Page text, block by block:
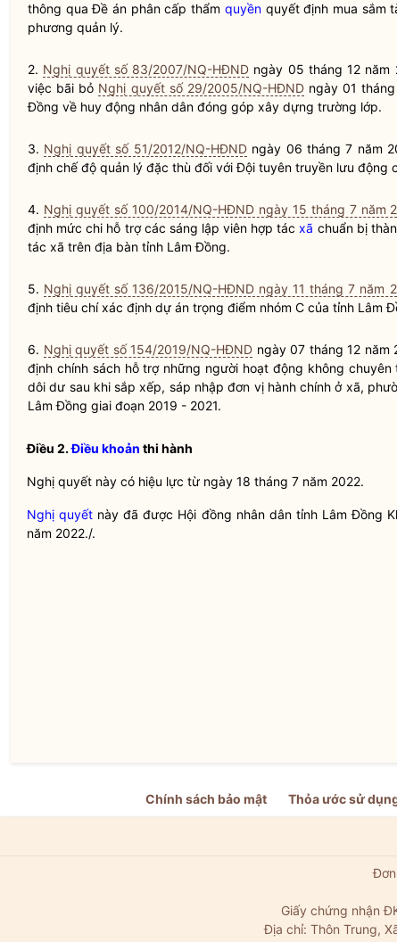
thông qua Đề án phân cấp thẩm quyềnquyết định mua sắm
phương quản lý.
2. Nghị quyết số 83/2007/NQ-HĐND ngày 05 tháng 12 năm
việc bãi bỏ Nghị quyết số 29/2005/NQ-HĐNDngày 01 tháng
Đồng về huy động nhân dân đóng góp xây dựng trường lớp.
3. Nghị quyết số 51/2012/NQ-HĐNDngày 06 tháng 7 năm
định chế độ quản lý đặc thù đối với Đội tuyên truyền lưu động
4. Nghị quyết số 100/2014/NQ-HĐND ngày 15 tháng 7 năm
định mức chi hỗ trợ các sáng lập viên hợp tácxã chuẩn bị
tác xã trên địa bàn tỉnh Lâm Đồng.
5. Nghị quyết số 136/2015/NQ-HĐND ngày 11 tháng 7 năm
định tiêu chí xác định dự án trọng điểm nhóm C của tỉnh Lâm
6. Nghị quyết số 154/2019/NQ-HĐND ngày 07 tháng 12 năm
định chính sách hỗ trợ những người hoạt động không
dôi dư sau khi sắp xếp, sáp nhập đơn vị hành chính ở xã,
Lâm Đồng giai đoạn 2019 - 2021.
Điều 2.Điều khoản thi hành
Nghị quyết này có hiệu lực từ ngày 18 tháng 7 năm 2022.
Nghị quyết này đã được Hội đồng nhân dântỉnh Lâm Đồng
năm 2022./.
Chính sách bảo mật Thỏa ước sử
Giấy chứng nhận
Địa chỉ: Thôn Trung,